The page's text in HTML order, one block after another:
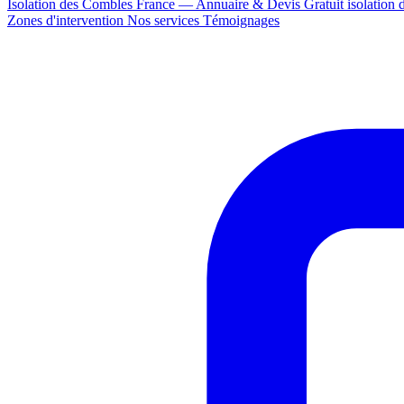
Isolation des Combles France — Annuaire & Devis Gratuit isolation
Zones d'intervention Nos services Témoignages